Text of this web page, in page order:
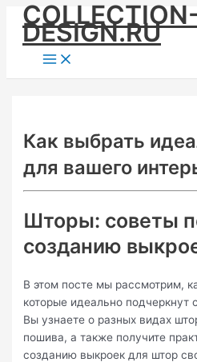
Skip
content
DESIGN.RU
Main
Menu
Как выбрать
для вашего
Шторы: советы
созданию
В этом посте мы рассмотрим,
которые идеально подчеркнут
Вы узнаете о разных видах
пошива, а также получите
созданию выкроек для штор